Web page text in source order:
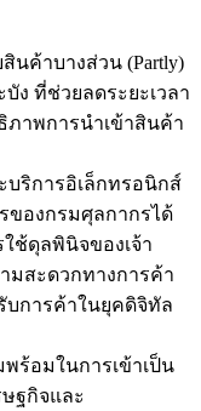
นค้าบางส่วน (Partly)
ง ที่ช่วยลดระยะเวลา
ภาพการนำเข้าสินค้า
บริการอิเล็กทรอนิกส์
ของกรมศุลกากรได้
ใช้ดุลพินิจของเจ้า
มสะดวกทางการค้า
บการค้าในยุคดิจิทัล
ร้อมในการเข้าเป็น
ฐกิจและ